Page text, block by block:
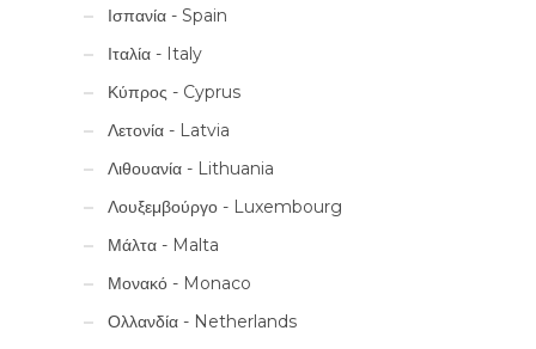
Ισπανία - Spain
Ιταλία - Italy
Κύπρος - Cyprus
Λετονία - Latvia
Λιθουανία - Lithuania
Λουξεμβούργο - Luxembourg
Μάλτα - Malta
Μονακό - Monaco
Ολλανδία - Netherlands